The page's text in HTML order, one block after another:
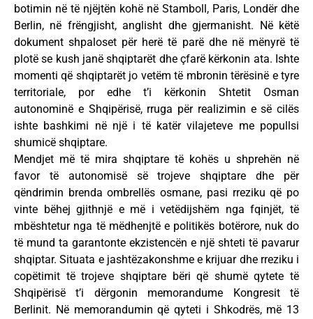
botimin në të njëjtën kohë në Stamboll, Paris, Londër dhe
Berlin, në frëngjisht, anglisht dhe gjermanisht. Në këtë
dokument shpaloset për herë të parë dhe në mënyrë të
plotë se kush janë shqiptarët dhe çfarë kërkonin ata. Ishte
momenti që shqiptarët jo vetëm të mbronin tërësinë e tyre
territoriale, por edhe t’i kërkonin Shtetit Osman
autonominë e Shqipërisë, rruga për realizimin e së cilës
ishte bashkimi në një i të katër vilajeteve me popullsi
shumicë shqiptare.
Mendjet më të mira shqiptare të kohës u shprehën në
favor të autonomisë së trojeve shqiptare dhe për
qëndrimin brenda ombrellës osmane, pasi rreziku që po
vinte bëhej gjithnjë e më i vetëdijshëm nga fqinjët, të
mbështetur nga të mëdhenjtë e politikës botërore, nuk do
të mund ta garantonte ekzistencën e një shteti të pavarur
shqiptar. Situata e jashtëzakonshme e krijuar dhe rreziku i
copëtimit të trojeve shqiptare bëri që shumë qytete të
Shqipërisë t’i dërgonin memorandume Kongresit të
Berlinit. Në memorandumin që qyteti i Shkodrës, më 13